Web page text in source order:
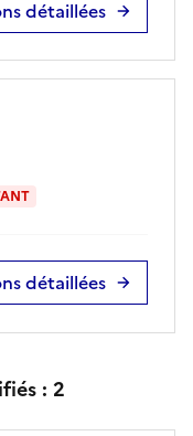
détaillées
détaillées
: 2